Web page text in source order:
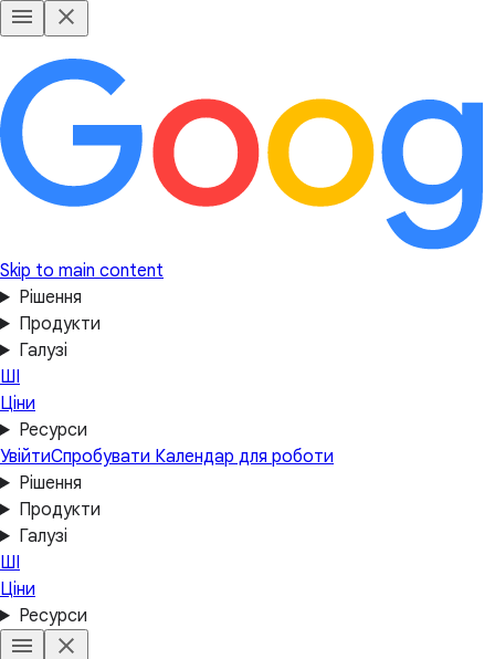
Skip to main content
Рішення
Продукти
Галузі
ШІ
Ціни
Ресурси
УвійтиСпробувати Календар для роботи
Рішення
Продукти
Галузі
ШІ
Ціни
Ресурси